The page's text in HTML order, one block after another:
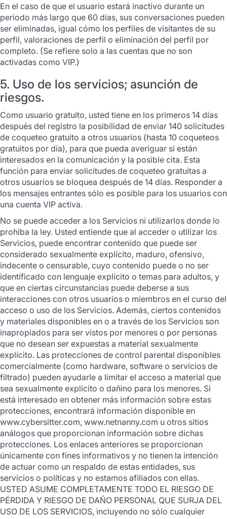
En el caso de que el usuario estará inactivo durante un
periodo más largo que 60 días, sus conversaciones pueden
ser eliminadas, igual cómo los perfiles de visitantes de su
perfil, valoraciones de perfil o eliminación del perfil por
completo. (Se refiere solo a las cuentas que no son
activadas como VIP.)
5. Uso de los servicios; asunción de
riesgos.
Como usuario gratuito, usted tiene en los primeros 14 días
después del registro la posibilidad de enviar 140 solicitudes
de coqueteo gratuito a otros usuarios (hasta 10 coqueteos
gratuitos por día), para que pueda averiguar si están
interesados en la comunicación y la posible cita. Esta
función para enviar solicitudes de coqueteo gratuitas a
otros usuarios se bloquea después de 14 días. Responder a
los mensajes entrantes sólo es posible para los usuarios con
una cuenta VIP activa.
No se puede acceder a los Servicios ni utilizarlos donde lo
prohíba la ley. Usted entiende que al acceder o utilizar los
Servicios, puede encontrar contenido que puede ser
considerado sexualmente explícito, maduro, ofensivo,
indecente o censurable, cuyo contenido puede o no ser
identificado con lenguaje explícito o temas para adultos, y
que en ciertas circunstancias puede deberse a sus
interacciones con otros usuarios o miembros en el curso del
acceso o uso de los Servicios. Además, ciertos contenidos
y materiales disponibles en o a través de los Servicios son
inapropiados para ser vistos por menores o por personas
que no desean ser expuestas a material sexualmente
explícito. Las protecciones de control parental disponibles
comercialmente (como hardware, software o servicios de
filtrado) pueden ayudarle a limitar el acceso a material que
sea sexualmente explícito o dañino para los menores. Si
está interesado en obtener más información sobre estas
protecciones, encontrará información disponible en
www.cybersitter.com, www.netnanny.com u otros sitios
análogos que proporcionan información sobre dichas
protecciones. Los enlaces anteriores se proporcionan
únicamente con fines informativos y no tienen la intención
de actuar como un respaldo de estas entidades, sus
servicios o políticas y no estamos afiliados con ellas.
USTED ASUME COMPLETAMENTE TODO EL RIESGO DE
PÉRDIDA Y RIESGO DE DAÑO PERSONAL QUE SURJA DEL
USO DE LOS SERVICIOS, incluyendo no sólo cualquier